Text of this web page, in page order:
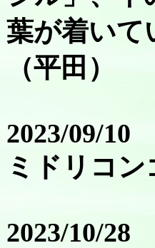
葉が着いて
（平田）
2023/09/10
ミドリコ
2023/10/28